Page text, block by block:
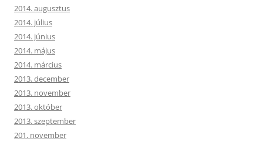
2014. augusztus
2014. július
2014. június
2014. május
2014. március
2013. december
2013. november
2013. október
2013. szeptember
201. november